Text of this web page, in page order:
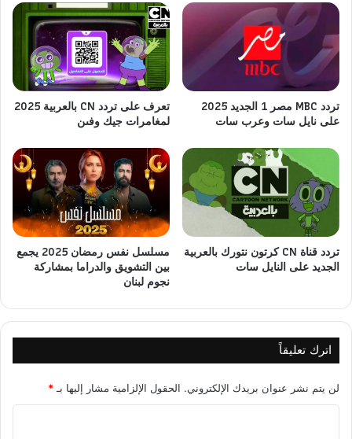
تردد MBC مصر 1 الجديد 2025
على نايل سات وعرب سات
تعرف على تردد CN بالعربية 2025
لمغامرات جيك وفىن
تردد قناة CN كرتون نتورك بالعربية
الجديد على النايل سات
مسلسل نفس رمضان 2025 يجمع
بين التشويق والدراما بمشاركة
نجوم لبنان
اترك تعليقاً
لن يتم نشر عنوان بريدك الإلكتروني. الحقول الإلزامية مشار إليها بـ *